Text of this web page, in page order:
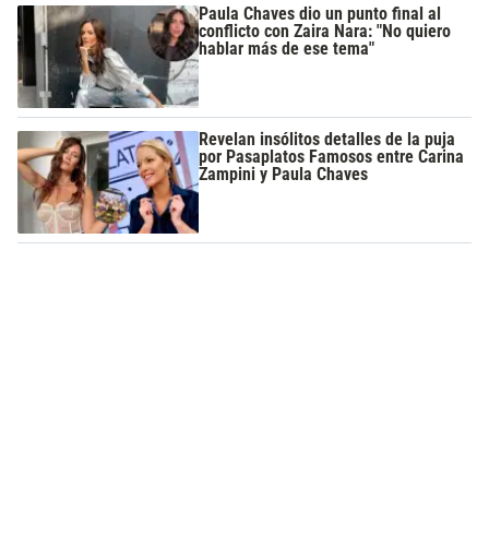
Paula Chaves dio un punto final al
conflicto con Zaira Nara: "No quiero
hablar más de ese tema"
Revelan insólitos detalles de la puja
por Pasaplatos Famosos entre Carina
Zampini y Paula Chaves